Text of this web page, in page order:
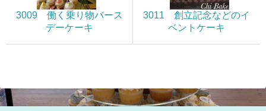
3009 働く乗り物バース
デーケーキ
3011 創立記念などのイ
ベントケーキ